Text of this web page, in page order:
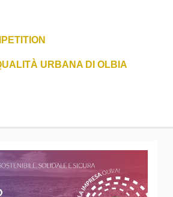
URBANA DI OLBIA